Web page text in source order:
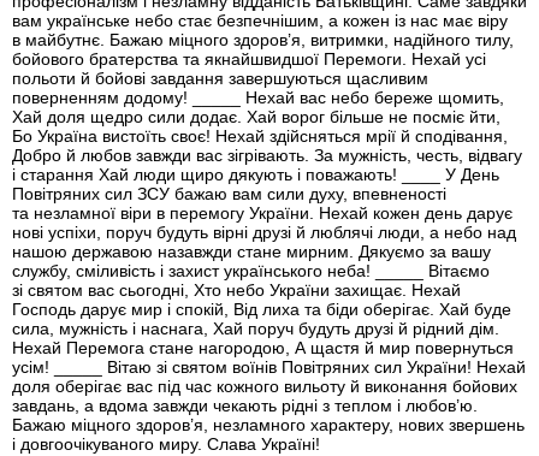
вам українське небо стає безпечнішим, а кожен із нас має віру
в майбутнє. Бажаю міцного здоров’я, витримки, надійного тилу,
бойового братерства та якнайшвидшої Перемоги. Нехай усі
польоти й бойові завдання завершуються щасливим
поверненням додому! _____ Нехай вас небо береже щомить,
Хай доля щедро сили додає. Хай ворог більше не посміє йти,
Бо Україна вистоїть своє! Нехай здійсняться мрії й сподівання,
Добро й любов завжди вас зігрівають. За мужність, честь, відвагу
і старання Хай люди щиро дякують і поважають! ____ У День
Повітряних сил ЗСУ бажаю вам сили духу, впевненості
та незламної віри в перемогу України. Нехай кожен день дарує
нові успіхи, поруч будуть вірні друзі й люблячі люди, а небо над
нашою державою назавжди стане мирним. Дякуємо за вашу
службу, сміливість і захист українського неба! _____ Вітаємо
зі святом вас сьогодні, Хто небо України захищає. Нехай
Господь дарує мир і спокій, Від лиха та біди оберігає. Хай буде
сила, мужність і наснага, Хай поруч будуть друзі й рідний дім.
Нехай Перемога стане нагородою, А щастя й мир повернуться
усім! _____ Вітаю зі святом воїнів Повітряних сил України! Нехай
доля оберігає вас під час кожного вильоту й виконання бойових
завдань, а вдома завжди чекають рідні з теплом і любов’ю.
Бажаю міцного здоров’я, незламного характеру, нових звершень
і довгоочікуваного миру. Слава Україні!